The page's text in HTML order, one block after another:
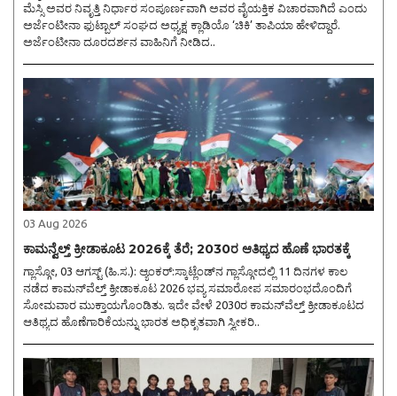
ಮೆಸ್ಸಿ ಅವರ ನಿವೃತ್ತಿ ನಿರ್ಧಾರ ಸಂಪೂರ್ಣವಾಗಿ ಅವರ ವೈಯಕ್ತಿಕ ವಿಚಾರವಾಗಿದೆ ಎಂದು
ಅರ್ಜೆಂಟೀನಾ ಫುಟ್ಬಾಲ್‌ ಸಂಘದ ಅಧ್ಯಕ್ಷ ಕ್ಲಾಡಿಯೊ ‘ಚಿಕಿ’ ತಾಪಿಯಾ ಹೇಳಿದ್ದಾರೆ.
ಅರ್ಜೆಂಟೀನಾ ದೂರದರ್ಶನ ವಾಹಿನಿಗೆ ನೀಡಿದ..
03 Aug 2026
ಕಾಮನ್ವೆಲ್ತ್ ಕ್ರೀಡಾಕೂಟ 2026ಕ್ಕೆ ತೆರೆ; 2030ರ ಆತಿಥ್ಯದ ಹೊಣೆ ಭಾರತಕ್ಕೆ
ಗ್ಲಾಸ್ಗೋ, 03 ಆಗಸ್ಟ್ (ಹಿ.ಸ.): ಆ್ಯಂಕರ್:ಸ್ಕಾಟ್ಲೆಂಡ್‌ನ ಗ್ಲಾಸ್ಗೋದಲ್ಲಿ 11 ದಿನಗಳ ಕಾಲ
ನಡೆದ ಕಾಮನ್‌ವೆಲ್ತ್ ಕ್ರೀಡಾಕೂಟ 2026 ಭವ್ಯ ಸಮಾರೋಪ ಸಮಾರಂಭದೊಂದಿಗೆ
ಸೋಮವಾರ ಮುಕ್ತಾಯಗೊಂಡಿತು. ಇದೇ ವೇಳೆ 2030ರ ಕಾಮನ್‌ವೆಲ್ತ್ ಕ್ರೀಡಾಕೂಟದ
ಆತಿಥ್ಯದ ಹೊಣೆಗಾರಿಕೆಯನ್ನು ಭಾರತ ಅಧಿಕೃತವಾಗಿ ಸ್ವೀಕರಿ..